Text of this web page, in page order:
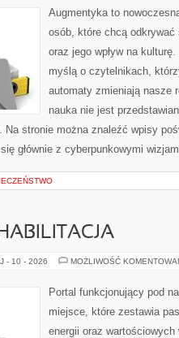
Augmentyka to
osób, które chcą odkrywać
oraz jego wpływ na
myślą o czytelnikach,
automaty zmieniają nasze
nauka nie jest
stronie można znaleźć wpisy
głównie z cyberpunkowymi
- 10 - 2026 MOŻLIWOŚĆ
Portal funkcjonujący pod
miejsce, które zestawia
energii oraz